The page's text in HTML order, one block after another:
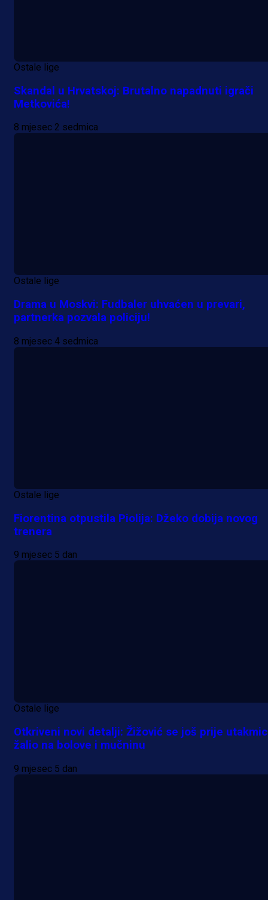
Ostale lige
Skandal u Hrvatskoj: Brutalno napadnuti igrači
Metkovića!
8 mjesec 2 sedmica
Ostale lige
Drama u Moskvi: Fudbaler uhvaćen u prevari,
partnerka pozvala policiju!
8 mjesec 4 sedmica
Ostale lige
Fiorentina otpustila Piolija: Džeko dobija novog
trenera
9 mjesec 5 dan
Ostale lige
Otkriveni novi detalji: Žižović se još prije
žalio na bolove i mučninu
9 mjesec 5 dan